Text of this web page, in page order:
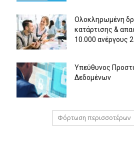
Ολοκληρωμένη
κατάρτισης &
10.000 ανέργους
Υπεύθυνος
Δεδομένων
Φόρτωση περισσοτέρων